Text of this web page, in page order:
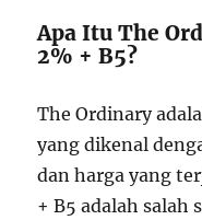
Apa Itu The
2% + B5?
The Ordinary
yang dikenal
dan harga yang
+ B5 adalah salah